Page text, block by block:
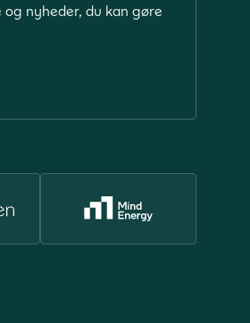
nyheder, du kan gøre